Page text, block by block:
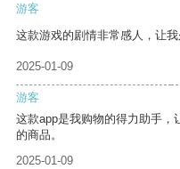
游客
这款游戏的剧情非常感人，让我
2025-01-09
游客
这款app是我购物的得力助手，
的商品。
2025-01-09